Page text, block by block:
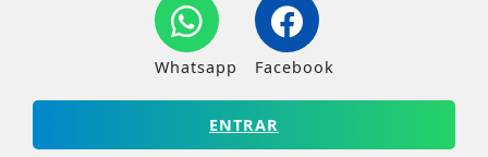
Whatsapp Facebook
ENTRAR